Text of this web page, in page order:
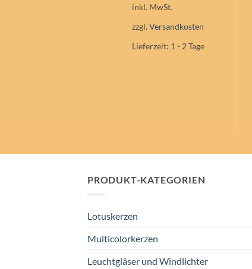
inkl. MwSt.
zzgl.Versandkosten
Lieferzeit: 1 - 2 Tage
PRODUKT-KATEGORIEN
Lotuskerzen
Multicolorkerzen
Leuchtgläser und Windlichter